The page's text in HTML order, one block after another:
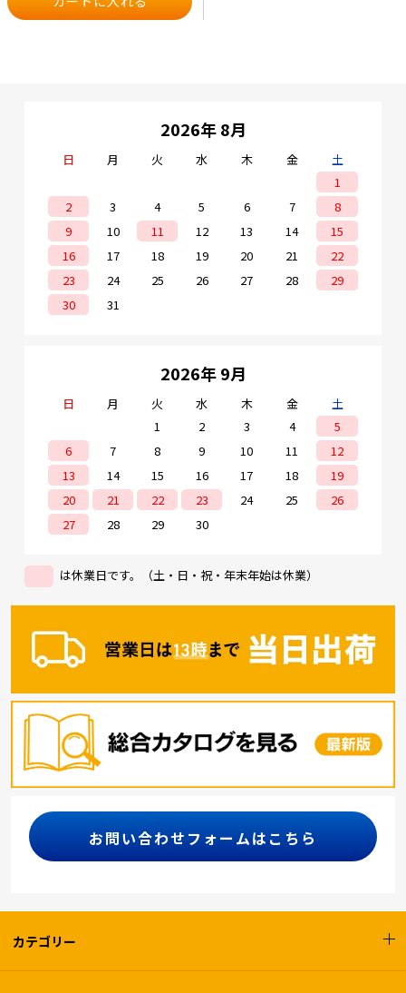
2026年 8月
日 月 火 水 木 金
土
1
2
3 4 5 6 7
8
9
10 11 12 13 14
15
16
17 18 19 20 21
22
23
24 25 26 27 28
29
30
31
2026年 9月
日 月 火 水 木 金
土
1
2 3 4
5
6
7 8 9 10 11
12
13
14 15 16 17 18
19
20
21 22 23 24 25
26
27
28 29 30
は休業日です。（土・日・祝・年末年始は休業）
お問い合わせフォームはこちら
カテゴリー